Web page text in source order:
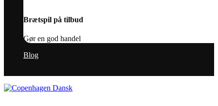
Brætspil på tilbud
Gør en god handel
Blog